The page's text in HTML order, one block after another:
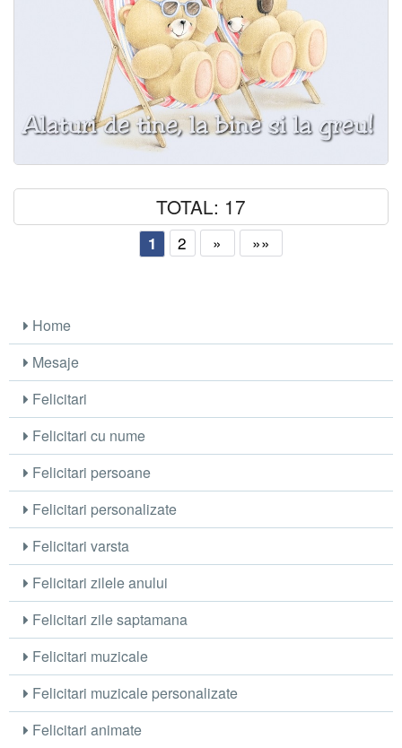
TOTAL: 17
1 2 » »»
Home
Mesaje
Felicitari
Felicitari cu nume
Felicitari persoane
Felicitari personalizate
Felicitari varsta
Felicitari zilele anului
Felicitari zile saptamana
Felicitari muzicale
Felicitari muzicale personalizate
Felicitari animate